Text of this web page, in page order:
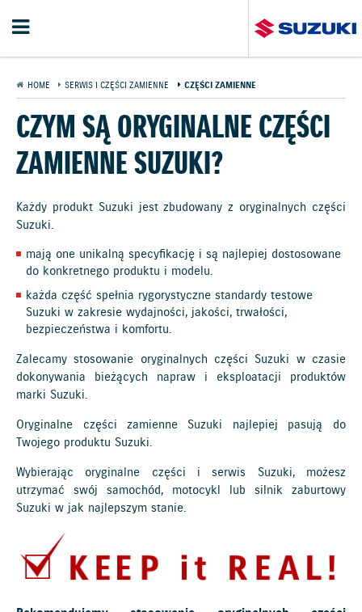
HOME SERWIS I CZĘŚCI ZAMIENNE CZĘŚCI ZAMIENNE
CZYM SĄ ORYGINALNE CZĘŚCI
ZAMIENNE SUZUKI?
Każdy produkt Suzuki jest zbudowany z oryginalnych części
Suzuki.
mają one unikalną specyfikację i są najlepiej dostosowane
do konkretnego produktu i modelu.
każda część spełnia rygorystyczne standardy testowe
Suzuki w zakresie wydajności, jakości, trwałości,
bezpieczeństwa i komfortu.
Zalecamy stosowanie oryginalnych części Suzuki w czasie
dokonywania bieżących napraw i eksploatacji produktów
marki Suzuki.
Oryginalne części zamienne Suzuki najlepiej pasują do
Twojego produktu Suzuki.
Wybierając oryginalne części i serwis Suzuki, możesz
utrzymać swój samochód, motocykl lub silnik zaburtowy
Suzuki w jak najlepszym stanie.